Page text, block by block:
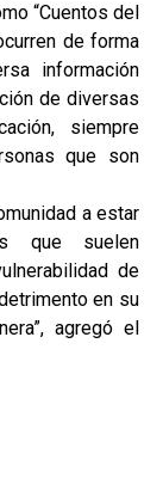
“Cuentos del
de forma
información
de diversas
siempre
que son
a estar
que suelen
de
en su
agregó el